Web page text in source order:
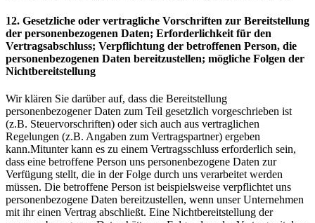
12. Gesetzliche oder vertragliche Vorschriften zur Bereitstellung
der personenbezogenen Daten; Erforderlichkeit für den
Vertragsabschluss; Verpflichtung der betroffenen Person, die
personenbezogenen Daten bereitzustellen; mögliche Folgen der
Nichtbereitstellung
Wir klären Sie darüber auf, dass die Bereitstellung
personenbezogener Daten zum Teil gesetzlich vorgeschrieben ist
(z.B. Steuervorschriften) oder sich auch aus vertraglichen
Regelungen (z.B. Angaben zum Vertragspartner) ergeben
kann.Mitunter kann es zu einem Vertragsschluss erforderlich sein,
dass eine betroffene Person uns personenbezogene Daten zur
Verfügung stellt, die in der Folge durch uns verarbeitet werden
müssen. Die betroffene Person ist beispielsweise verpflichtet uns
personenbezogene Daten bereitzustellen, wenn unser Unternehmen
mit ihr einen Vertrag abschließt. Eine Nichtbereitstellung der